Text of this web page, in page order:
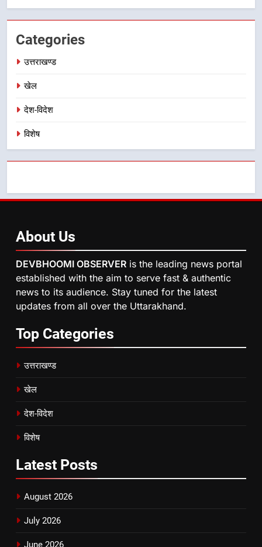
Categories
उत्तराखण्ड
खेल
देश-विदेश
विशेष
About Us
DEVBHOOMI OBSERVER is the leading news portal
established with the aim to serve fast & authentic
news to its audience. Stay tuned for the latest
updates from all over the Uttarakhand.
Top Categories
उत्तराखण्ड
खेल
देश-विदेश
विशेष
Latest Posts
August 2026
July 2026
June 2026